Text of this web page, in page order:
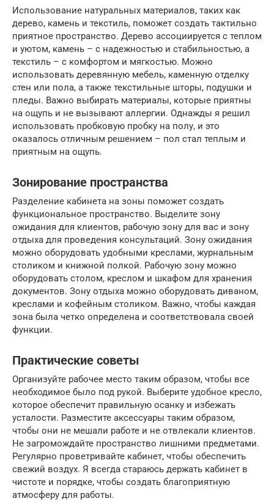
Использование натуральных материалов, таких как
дерево, камень и текстиль, поможет создать тактильно
приятное пространство. Дерево ассоциируется с теплом
и уютом, камень – с надежностью и стабильностью, а
текстиль – с комфортом и мягкостью. Можно
использовать деревянную мебель, каменную отделку
стен или пола, а также текстильные шторы, подушки и
пледы. Важно выбирать материалы, которые приятны
на ощупь и не вызывают аллергии. Однажды я решил
использовать пробковую пробку на полу, и это
оказалось отличным решением – пол стал теплым и
приятным на ощупь.
Зонирование пространства
Разделение кабинета на зоны поможет создать
функциональное пространство. Выделите зону
ожидания для клиентов, рабочую зону для вас и зону
отдыха для проведения консультаций. Зону ожидания
можно оборудовать удобными креслами, журнальным
столиком и книжной полкой. Рабочую зону можно
оборудовать столом, креслом и шкафом для хранения
документов. Зону отдыха можно оборудовать диваном,
креслами и кофейным столиком. Важно, чтобы каждая
зона была четко определена и соответствовала своей
функции.
Практические советы
Организуйте рабочее место таким образом, чтобы все
необходимое было под рукой. Выберите удобное кресло,
которое обеспечит правильную осанку и избежать
усталости. Разместите аксессуары таким образом,
чтобы они не мешали работе и не отвлекали клиентов.
Не загромождайте пространство лишними предметами.
Регулярно проветривайте кабинет, чтобы обеспечить
свежий воздух. Я всегда стараюсь держать кабинет в
чистоте и порядке, чтобы создать благоприятную
атмосферу для работы.